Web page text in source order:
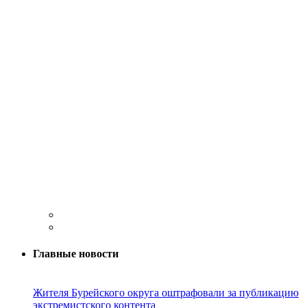
Главные новости
Жителя Бурейского округа оштрафовали за публикацию
экстремистского контента